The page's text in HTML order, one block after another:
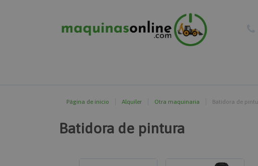
Página de inicio Alquiler Otra maquinaria Batidora de
Batidora de pintura